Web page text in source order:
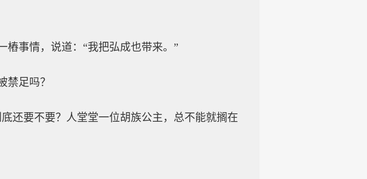
事情，说道：“我把弘成也带来。”
禁足吗？
还要不要？人堂堂一位胡族公主，总不能就搁在